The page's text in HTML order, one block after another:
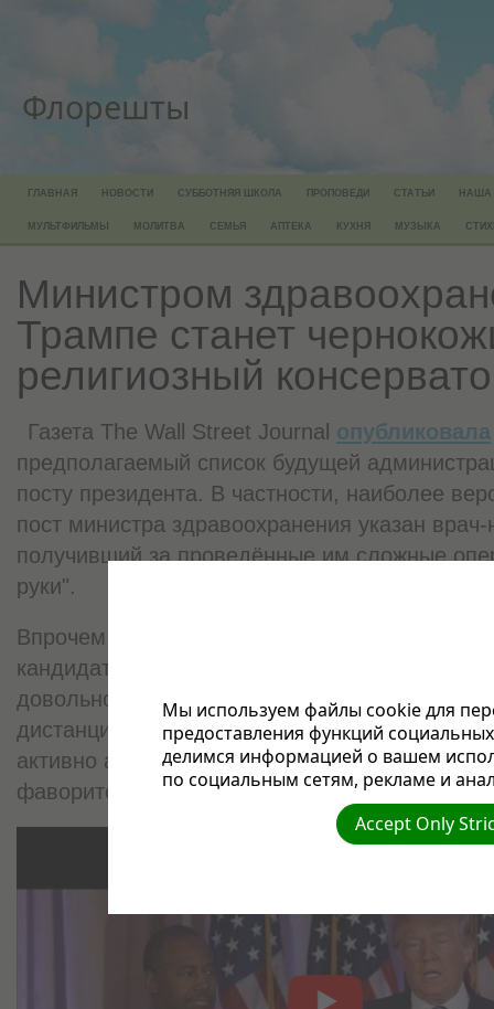
Флорешты
ГЛАВНАЯ НОВОСТИ СУББОТНЯЯ ШКОЛА ПРОПОВЕДИ СТАТЬИ НАША
МУЛЬТФИЛЬМЫ МОЛИТВА СЕМЬЯ АПТЕКА КУХНЯ МУЗЫКА
Министром
Трампе станет
религиозный
Газета The Wall Street Journal опубликовала
предполагаемый список будущей
посту президента. В частности, наиболее
пост министра здравоохранения указан
получивший за проведённые им сложные
руки".
Впрочем, Карсон не только врач. В 2015
кандидатуру в президенты США от
довольно долго лидировал в опросах,
дистанции и призвал своих сторонников
активно агитируя их за миллиардера,
фаворитом религиозных консерваторов.
Мы используем файлы cookie для
предоставления функций
делимся информацией о вашем
по социальным сетям, рекламе и
Accept Only